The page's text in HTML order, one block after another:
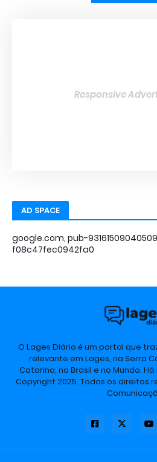
Responsive
AD SPACE
google.com, pub-
f08c47fec0942fa0
O Lages Diário é um portal que
relevante em Lages, na Serra
Catarina, no Brasil e no Mundo.
Copyright 2025. Todos os direitos